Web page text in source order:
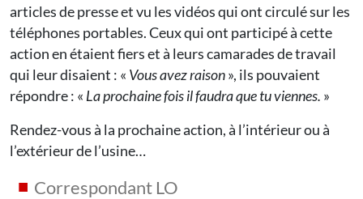
articles de presse et vu les vidéos qui ont circulé sur les
téléphones portables. Ceux qui ont participé à cette
action en étaient fiers et à leurs camarades de travail
qui leur disaient : « Vous avez raison», ils pouvaient
répondre : « La prochaine fois il faudra que tu viennes. »
Rendez-vous à la prochaine action, à l’intérieur ou à
l’extérieur de l’usine…
Correspondant LO